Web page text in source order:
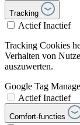
Tracking
Actief Inactief
Tracking Cookies
Verhalten von
auszuwerten.
Google Tag
Actief Inactief
Comfort-functies